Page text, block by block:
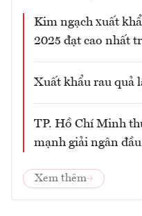
Kim ngạch xuất
2025 đạt cao nhất
Xuất khẩu rau quả
TP. Hồ Chí Minh
mạnh giải ngân
Xem thêm